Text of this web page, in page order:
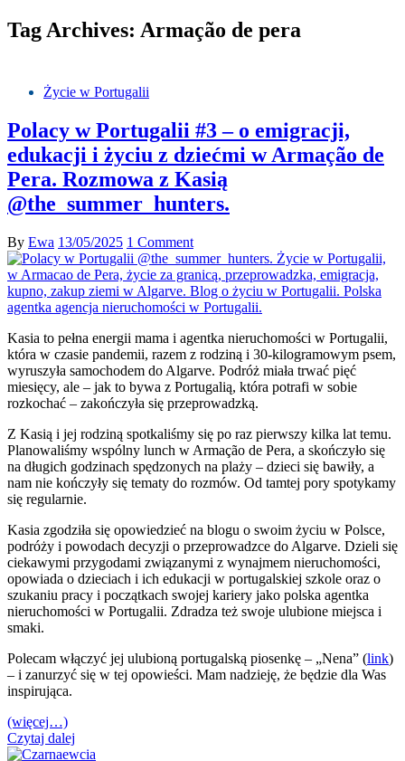
Tag Archives: Armação de pera
Życie w Portugalii
Polacy w Portugalii #3 – o emigracji,
edukacji i życiu z dziećmi w Armação de
Pera. Rozmowa z Kasią
@the_summer_hunters.
By Ewa 13/05/2025 1 Comment
Kasia to pełna energii mama i agentka nieruchomości w Portugalii,
która w czasie pandemii, razem z rodziną i 30-kilogramowym psem,
wyruszyła samochodem do Algarve. Podróż miała trwać pięć
miesięcy, ale – jak to bywa z Portugalią, która potrafi w sobie
rozkochać – zakończyła się przeprowadzką.
Z Kasią i jej rodziną spotkaliśmy się po raz pierwszy kilka lat temu.
Planowaliśmy wspólny lunch w Armação de Pera, a skończyło się
na długich godzinach spędzonych na plaży – dzieci się bawiły, a
nam nie kończyły się tematy do rozmów. Od tamtej pory spotykamy
się regularnie.
Kasia zgodziła się opowiedzieć na blogu o swoim życiu w Polsce,
podróży i powodach decyzji o przeprowadzce do Algarve. Dzieli się
ciekawymi przygodami związanymi z wynajmem nieruchomości,
opowiada o dzieciach i ich edukacji w portugalskiej szkole oraz o
szukaniu pracy i początkach swojej kariery jako polska agentka
nieruchomości w Portugalii. Zdradza też swoje ulubione miejsca i
smaki.
Polecam włączyć jej ulubioną portugalską piosenkę – „Nena” (link)
– i zanurzyć się w tej opowieści. Mam nadzieję, że będzie dla Was
inspirująca.
(więcej…)
Czytaj dalej